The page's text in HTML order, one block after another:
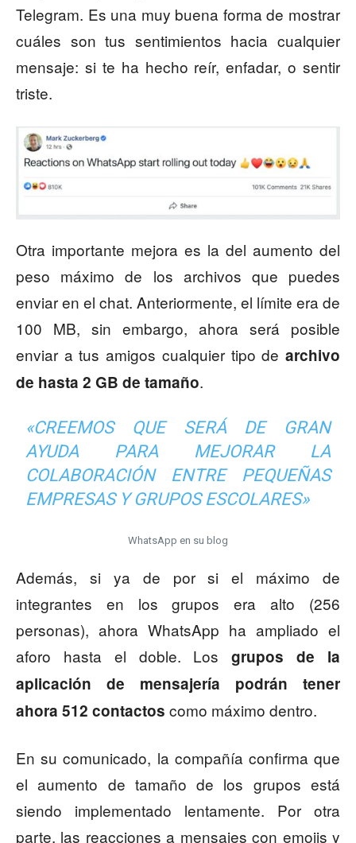
Telegram. Es una muy buena forma de mostrar
cuáles son tus sentimientos hacia cualquier
mensaje: si te ha hecho reír, enfadar, o sentir
triste.
Otra importante mejora es la del aumento del
peso máximo de los archivos que puedes
enviar en el chat. Anteriormente, el límite era de
100 MB, sin embargo, ahora será posible
enviar a tus amigos cualquier tipo de archivo
de hasta 2 GB de tamaño.
«CREEMOS QUE SERÁ DE GRAN
AYUDA PARA MEJORAR LA
COLABORACIÓN ENTRE PEQUEÑAS
EMPRESAS Y GRUPOS ESCOLARES»
WhatsApp en su blog
Además, si ya de por si el máximo de
integrantes en los grupos era alto (256
personas), ahora WhatsApp ha ampliado el
aforo hasta el doble. Losgrupos de la
aplicación de mensajería podrán tener
ahora 512 contactos como máximo dentro.
En su comunicado, la compañía confirma que
el aumento de tamaño de los grupos está
siendo implementado lentamente. Por otra
parte, las reacciones a mensajes con emojis y